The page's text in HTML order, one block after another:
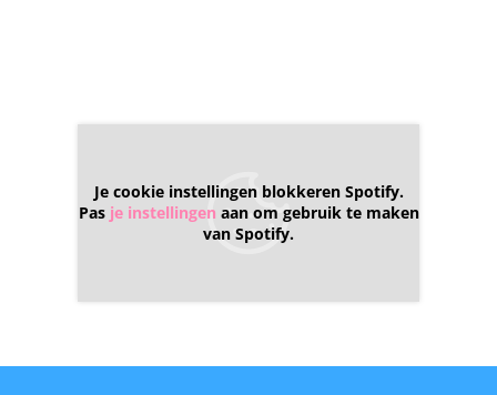
Je cookie instellingen blokkeren Spotify.
Pas je instellingen aan om gebruik te maken
van Spotify.